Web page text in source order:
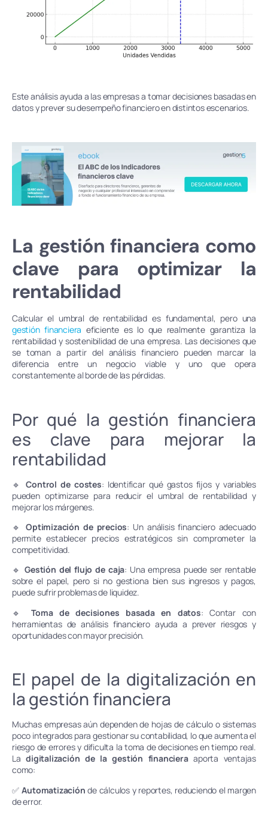
Este análisis ayuda a las empresas a tomar decisiones basadas en
datos y prever su desempeño financiero en distintos escenarios.
La gestión financiera como
clave para optimizar la
rentabilidad
Calcular el umbral de rentabilidad es fundamental, pero una
gestión financiera eficiente es lo que realmente garantiza la
rentabilidad y sostenibilidad de una empresa. Las decisiones que
se toman a partir del análisis financiero pueden marcar la
diferencia entre un negocio viable y uno que opera
constantemente al borde de las pérdidas.
Por qué la gestión financiera
es clave para mejorar la
rentabilidad
🔹Control de costes: Identificar qué gastos fijos y variables
pueden optimizarse para reducir el umbral de rentabilidad y
mejorar los márgenes.
🔹Optimización de precios: Un análisis financiero adecuado
permite establecer precios estratégicos sin comprometer la
competitividad.
🔹Gestión del flujo de caja: Una empresa puede ser rentable
sobre el papel, pero si no gestiona bien sus ingresos y pagos,
puede sufrir problemas de liquidez.
🔹Toma de decisiones basada en datos: Contar con
herramientas de análisis financiero ayuda a prever riesgos y
oportunidades con mayor precisión.
El papel de la digitalización en
la gestión financiera
Muchas empresas aún dependen de hojas de cálculo o sistemas
poco integrados para gestionar su contabilidad, lo que aumenta el
riesgo de errores y dificulta la toma de decisiones en tiempo real.
Ladigitalización de la gestión financieraaporta ventajas
como:
✅Automatización de cálculos y reportes, reduciendo el margen
de error.